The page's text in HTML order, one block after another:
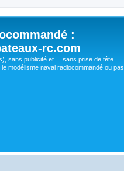
:
rc.com
sans publicité et ... sans prise de tête.
modélisme naval radiocommandé ou pas.